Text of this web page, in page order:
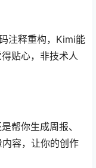
注释重构，Kimi能
贴心，非技术人
帮你生成周报、
容，让你的创作